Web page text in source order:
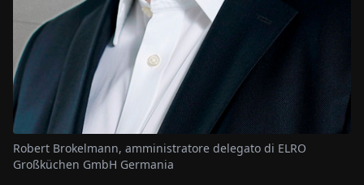
Robert Brokelmann, amministratore delegato di ELRO
Großküchen GmbH Germania